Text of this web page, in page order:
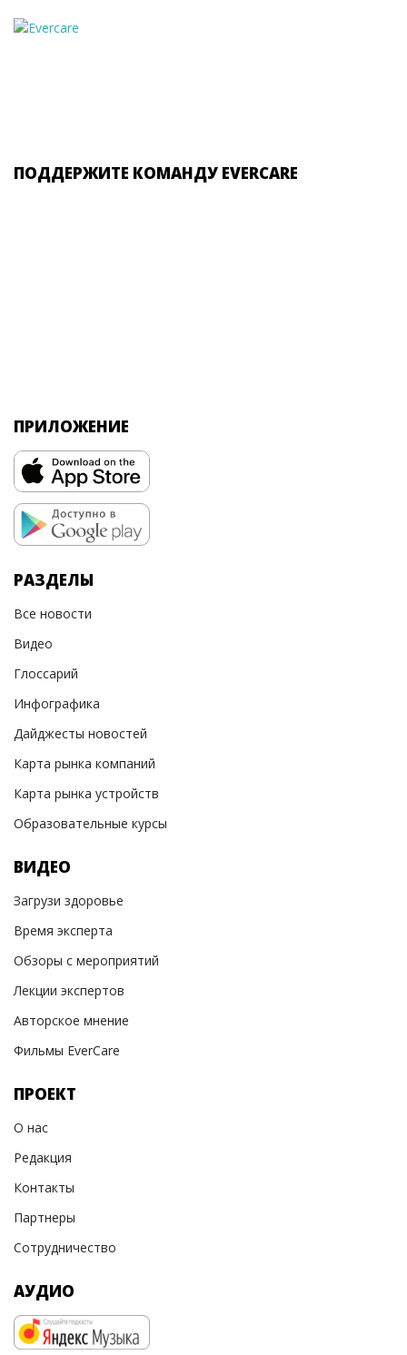
ПОДДЕРЖИТЕ КОМАНДУ EVERCARE
ПРИЛОЖЕНИЕ
РАЗДЕЛЫ
Все новости
Видео
Глоссарий
Инфографика
Дайджесты новостей
Карта рынка компаний
Карта рынка устройств
Образовательные курсы
ВИДЕО
Загрузи здоровье
Время эксперта
Обзоры с мероприятий
Лекции экспертов
Авторское мнение
Фильмы EverCare
ПРОЕКТ
О нас
Редакция
Контакты
Партнеры
Сотрудничество
АУДИО